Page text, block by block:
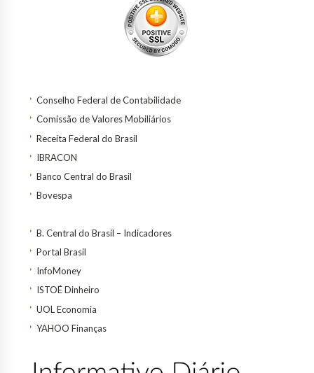
Conselho Federal de Contabilidade
Comissão de Valores Mobiliários
Receita Federal do Brasil
IBRACON
Banco Central do Brasil
Bovespa
B. Central do Brasil – Indicadores
Portal Brasil
InfoMoney
ISTOÉ Dinheiro
UOL Economia
YAHOO Finanças